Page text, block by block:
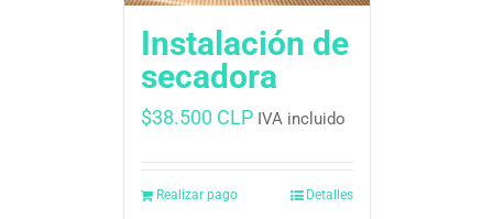
Instalación de
secadora
$38.500 CLP IVA incluido
Realizar pago Detalles